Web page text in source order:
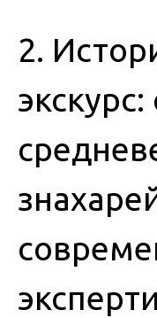
2.
экскурс: